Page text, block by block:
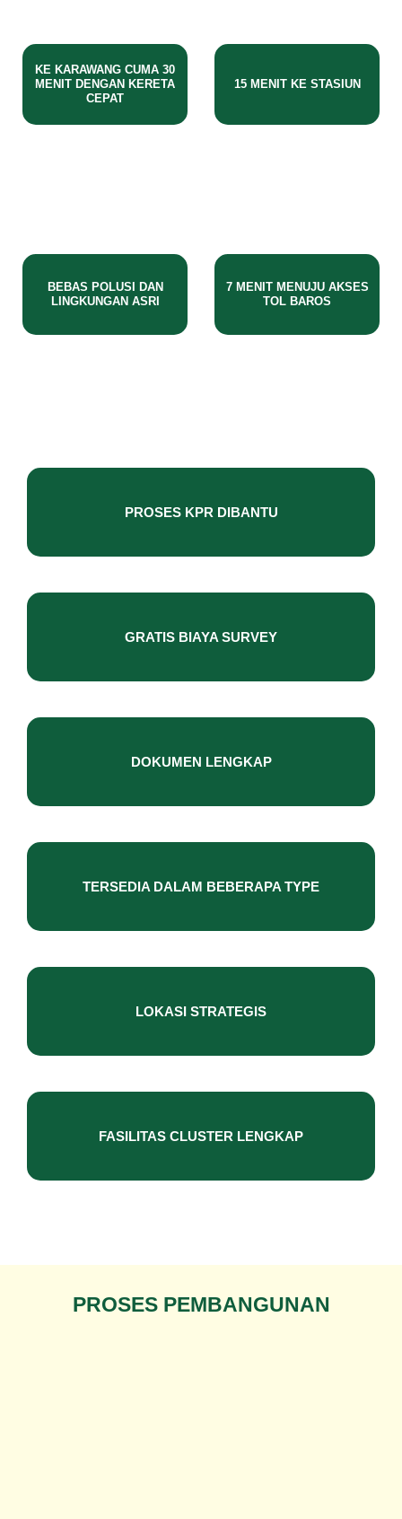
KE KARAWANG CUMA 30
MENIT DENGAN KERETA
CEPAT​
15 MENIT KE STASIUN
BEBAS POLUSI DAN
LINGKUNGAN ASRI
7 MENIT MENUJU AKSES
TOL BAROS
PROSES KPR DIBANTU
GRATIS BIAYA SURVEY
DOKUMEN LENGKAP
TERSEDIA DALAM BEBERAPA TYPE​
LOKASI STRATEGIS
FASILITAS CLUSTER LENGKAP
PROSES PEMBANGUNAN